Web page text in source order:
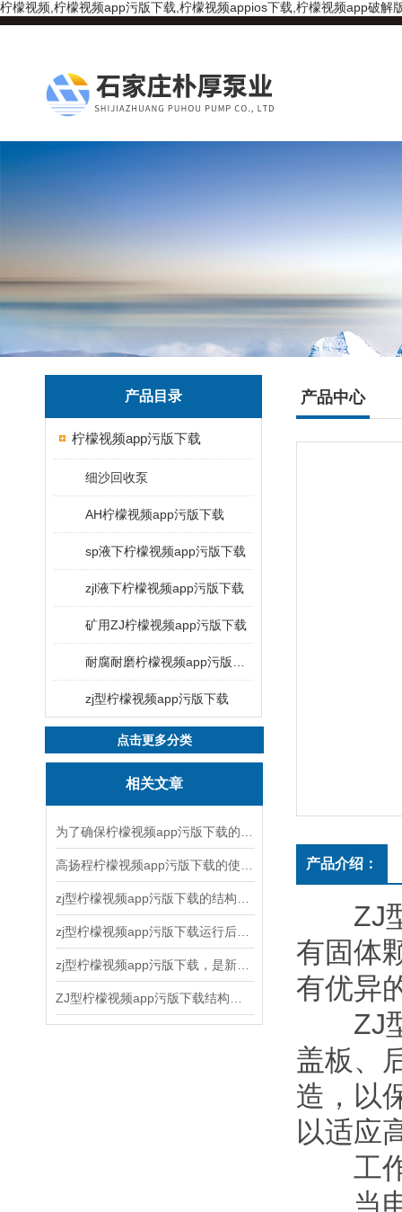
柠檬视频,柠檬视频app污版下载,柠檬视频appios下载,柠檬视频app破解
产品目录
柠檬视频app污版下载
细沙回收泵
AH柠檬视频app污版下载
sp液下柠檬视频app污版下载
zjl液下柠檬视频app污版下载
矿用ZJ柠檬视频app污版下载
zj型柠檬视频app污版下载
点击更多分类
相关文章
产品中心
产品介绍：
ZJ型
有固体
有优异
ZJ型
盖板
造，
以适应
工作
当电动